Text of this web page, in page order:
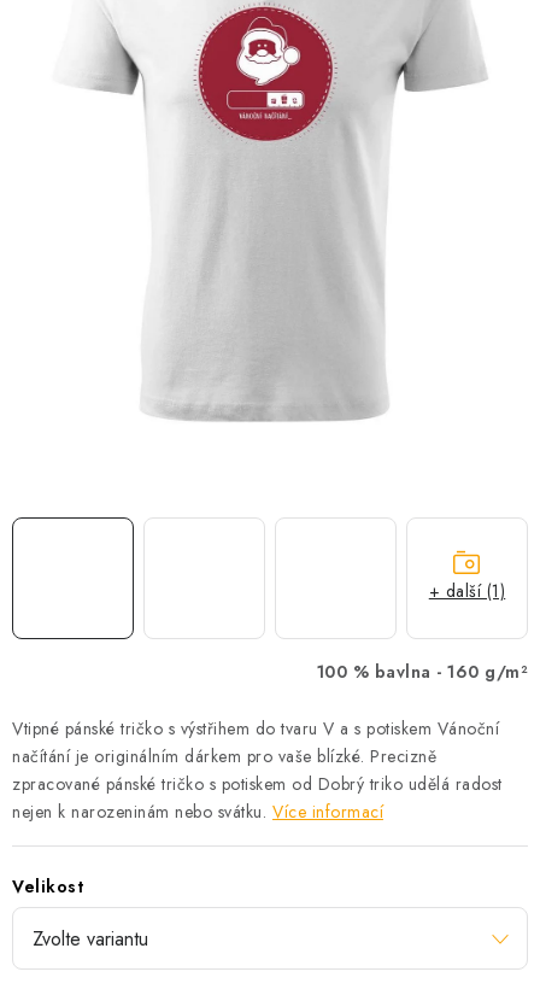
OKAMŽITĚ K ODBĚRU
Obchodní podmínky
100 % bavlna - 160 g/m²
Vtipné pánské tričko s výstřihem do tvaru V a s potiskem Vánoční
načítání je originálním dárkem pro vaše blízké. Precizně
zpracované pánské tričko s potiskem od Dobrý triko udělá radost
nejen k narozeninám nebo svátku. Více informací
Velikost
+ další (1)